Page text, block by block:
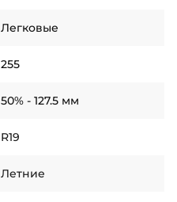
Легковые
255
50% - 127.5 мм
R19
Летние